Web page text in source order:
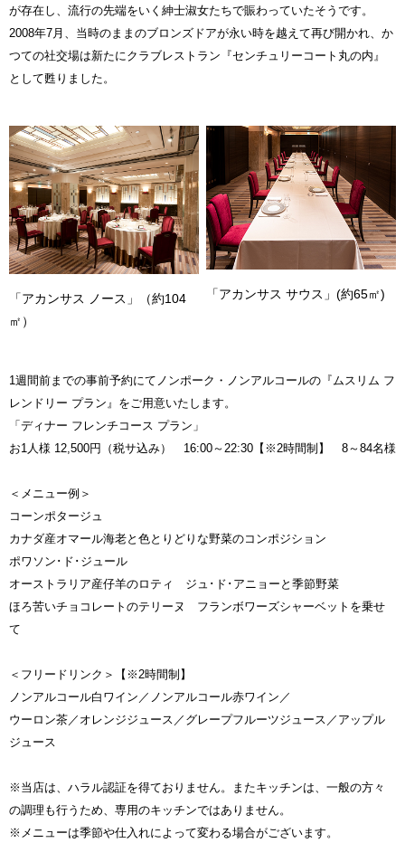
が存在し、流行の先端をいく紳士淑女たちで賑わっていたそうです。
2008年7月、当時のままのブロンズドアが永い時を越えて再び開かれ、か
つての社交場は新たにクラブレストラン『センチュリーコート丸の内』
として甦りました。
「アカンサス ノース」（約104
㎡）
「アカンサス サウス」(約65㎡)
1週間前までの事前予約にてノンポーク・ノンアルコールの『ムスリム フ
レンドリー プラン』をご用意いたします。
「ディナー フレンチコース プラン」
お1人様 12,500円（税サ込み） 16:00～22:30【※2時間制】 8～84名様
＜メニュー例＞
コーンポタージュ
カナダ産オマール海老と色とりどりな野菜のコンポジション
ポワソン･ド･ジュール
オーストラリア産仔羊のロティ ジュ･ド･アニョーと季節野菜
ほろ苦いチョコレートのテリーヌ フランボワーズシャーベットを乗せ
て
＜フリードリンク＞【※2時間制】
ノンアルコール白ワイン／ノンアルコール赤ワイン／
ウーロン茶／オレンジジュース／グレープフルーツジュース／アップル
ジュース
※当店は、ハラル認証を得ておりません。またキッチンは、一般の方々
の調理も行うため、専用のキッチンではありません。
※メニューは季節や仕入れによって変わる場合がございます。